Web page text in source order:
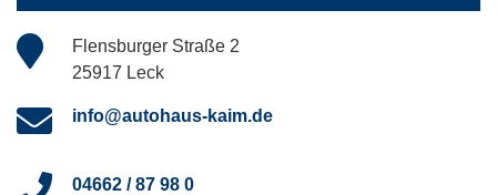
Flensburger Straße 2
25917 Leck
info@autohaus-kaim.de
04662 / 87 98 0